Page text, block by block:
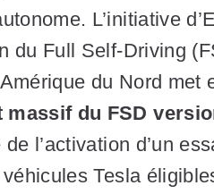
L’initiative
du Full Self-Driving
du Nord met
massif du FSD
de l’activation d’un
Tesla